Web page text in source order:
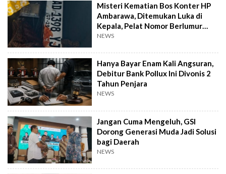
Misteri Kematian Bos Konter HP
Ambarawa, Ditemukan Luka di
Kepala, Pelat Nomor Berlumur
Darah
NEWS
Hanya Bayar Enam Kali Angsuran,
Debitur Bank Pollux Ini Divonis 2
Tahun Penjara
NEWS
Jangan Cuma Mengeluh, GSI
Dorong Generasi Muda Jadi Solusi
bagi Daerah
NEWS